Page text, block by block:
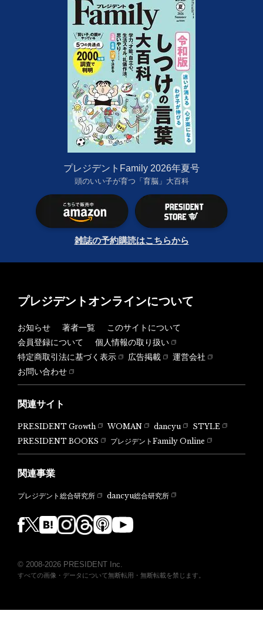
プレジデントFamily 2026年夏号
頭のいい子が育つ「育脳」大百科
雑誌の予約購読はこちらから
プレジデントオンラインについて
お知らせ 著者一覧
このサイトについて
会員登録について
個人情報の取り扱い
特定商取引法に基づく表示
広告掲載
運営会社
お問い合わせ
関連サイト
PRESIDENT Growth WOMAN dancyu
STYLE
PRESIDENT BOOKS
プレジデントFamily Online
関連事業
プレジデント総合研究所 dancyu総合研究所
© 2008-2026 PRESIDENT Inc.
すべての画像・データについて無断転用・無断転載を禁じます。